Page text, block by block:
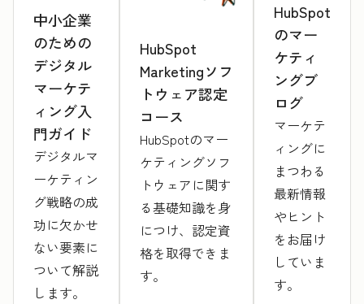
中小企業
のための
デジタル
マーケテ
ィング入
門ガイド
デジタルマ
ーケティン
グ戦略の成
功に欠かせ
ない要素に
ついて解説
します。
HubSpot
Marketingソフ
トウェア認定
コース
HubSpotのマー
ケティングソフ
トウェアに関す
る基礎知識を身
につけ、認定資
格を取得できま
す。
HubSpot
のマー
ケティ
ングブ
ログ
マーケテ
ィングに
まつわる
最新情報
やヒント
をお届け
していま
す。